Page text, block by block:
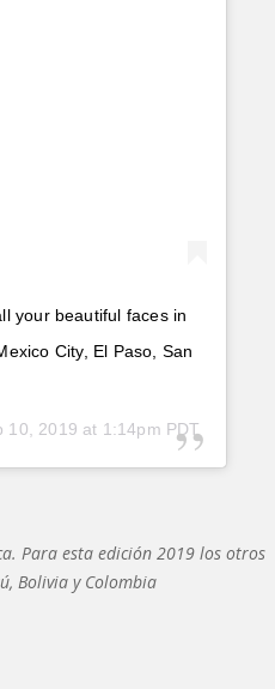
your beautiful faces in
City, El Paso, San
10, 2019 at 1:14pm PDT
Para esta edición 2019 los otros
Bolivia y Colombia